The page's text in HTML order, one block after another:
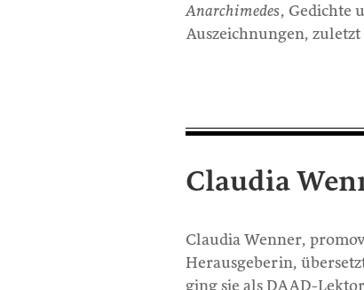
Anarchimedes, Gedichte
Auszeichnungen,
Claudia
Claudia Wenner,
Herausgeberin,
ging sie als DAAD-